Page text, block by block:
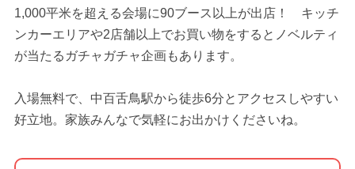
1,000平米を超える会場に90ブース以上が出店！ キッチ
ンカーエリアや2店舗以上でお買い物をするとノベルティ
が当たるガチャガチャ企画もあります。
入場無料で、中百舌鳥駅から徒歩6分とアクセスしやすい
好立地。家族みんなで気軽にお出かけくださいね。